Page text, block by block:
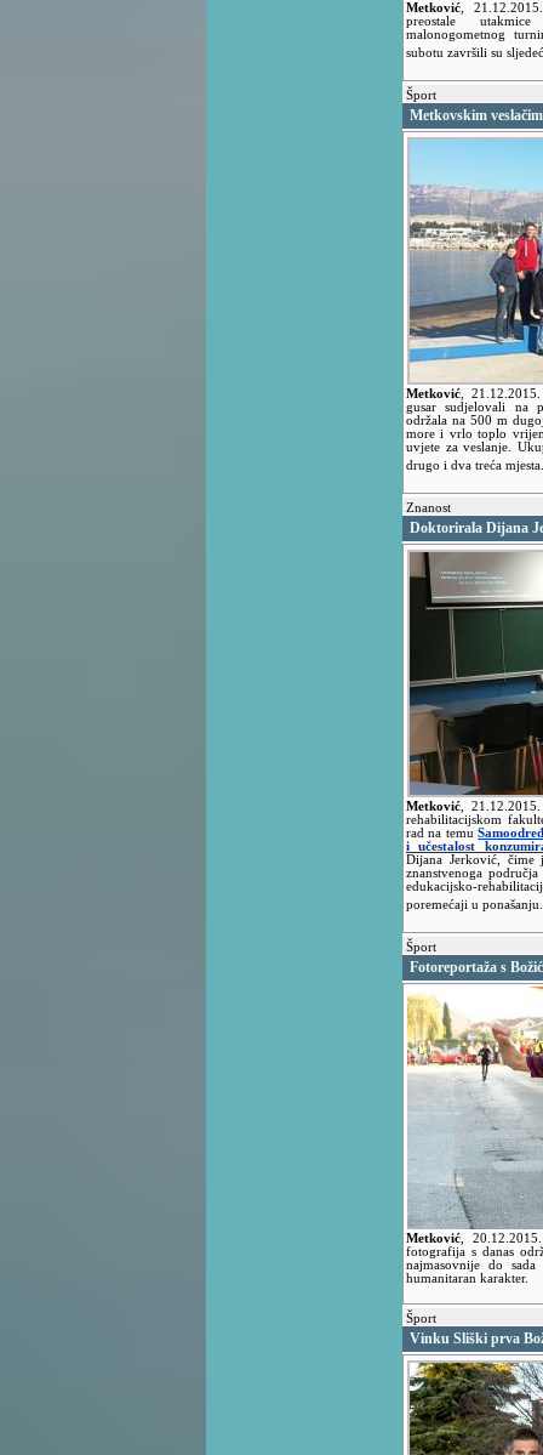
Metković ,
preostale
malonogometnog
subotu završili su
Šport
Metkovskim
Metković
gusar sudjelovali na
održala na 500 m
more i vrlo toplo
uvjete za veslanje.
drugo i dva treća
Znanost
Doktorirala Dijana
Metković
rehabilitacijskom
rad na temu
i učestalost
Dijana Jerković, čime
znanstvenoga
edukacijsko-
poremećaji u
Šport
Fotoreportaža s
Metković ,
fotografija s danas
najmasovnije do
humanitaran karakter.
Šport
Vinku Sliški prva